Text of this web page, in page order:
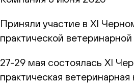
Приняли участие в XI
практической
27-29 мая состоялась XI
практическая